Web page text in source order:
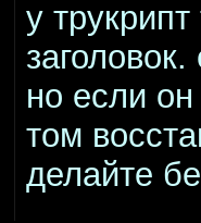
у
но если
том
делайте